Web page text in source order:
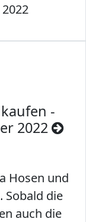
-
2022
Hosen und
Sobald die
auch die